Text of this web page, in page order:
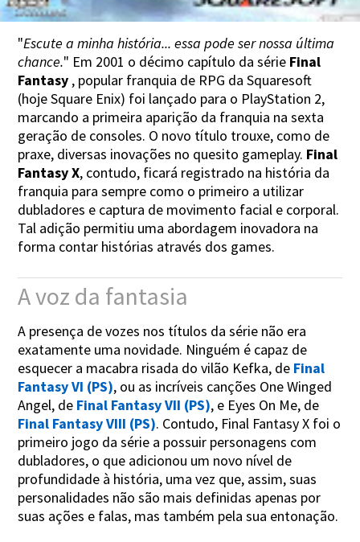
"Escute a minha história... essa pode ser nossa última
chance." Em 2001 o décimo capítulo da série Final
Fantasy , popular franquia de RPG da Squaresoft
(hoje Square Enix) foi lançado para o PlayStation 2,
marcando a primeira aparição da franquia na sexta
geração de consoles. O novo título trouxe, como de
praxe, diversas inovações no quesito gameplay. Final
Fantasy X, contudo, ficará registrado na história da
franquia para sempre como o primeiro a utilizar
dubladores e captura de movimento facial e corporal.
Tal adição permitiu uma abordagem inovadora na
forma contar histórias através dos games.
A voz da fantasia
A presença de vozes nos títulos da série não era
exatamente uma novidade. Ninguém é capaz de
esquecer a macabra risada do vilão Kefka, de Final
Fantasy VI (PS), ou as incríveis canções One Winged
Angel, de Final Fantasy VII (PS), e Eyes On Me, de
Final Fantasy VIII (PS). Contudo, Final Fantasy X foi o
primeiro jogo da série a possuir personagens com
dubladores, o que adicionou um novo nível de
profundidade à história, uma vez que, assim, suas
personalidades não são mais definidas apenas por
suas ações e falas, mas também pela sua entonação.